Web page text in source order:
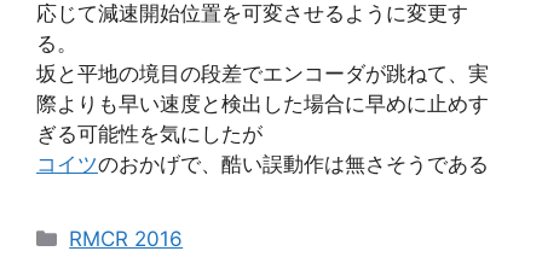
応じて減速開始位置を可変させるように変更す
る。
坂と平地の境目の段差でエンコーダが跳ねて、実
際よりも早い速度と検出した場合に早めに止めす
ぎる可能性を気にしたが
コイツのおかげで、酷い誤動作は無さそうである
カ
RMCR 2016